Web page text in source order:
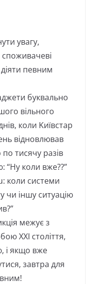
увагу,
певним
буквально
вільного
коли Kиївстар
відновлював
тисячу разів
“Ну коли вже??”
коли системи
чи іншу ситуацію
межує з
XXI століття,
і якщо вже
завтра для